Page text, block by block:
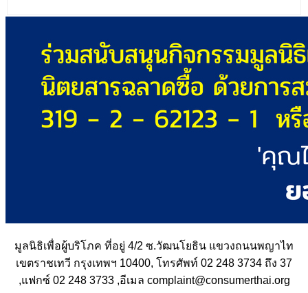
มูลนิธิเพื่อผู้บริโภค ที่อยู่ 4/2 ซ.วัฒนโยธิน แขวงถนนพญาไท
เขตราชเทวี กรุงเทพฯ 10400, โทรศัพท์ 02 248 3734 ถึง 37
,แฟกซ์ 02 248 3733 ,อีเมล complaint@consumerthai.org